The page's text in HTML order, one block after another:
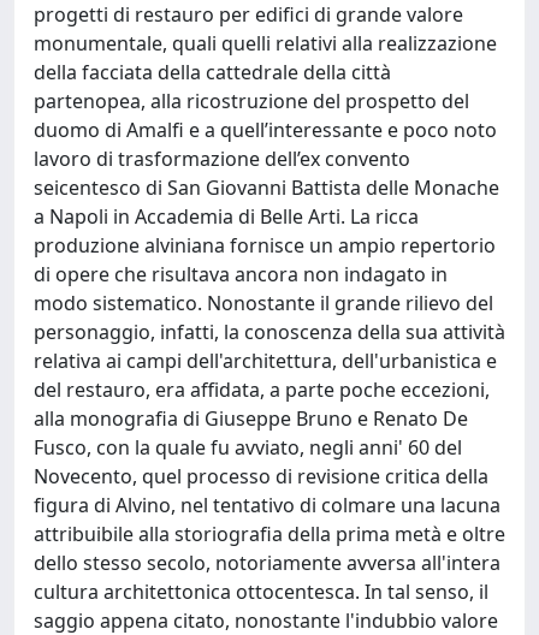
progetti di restauro per edifici di grande valore
monumentale, quali quelli relativi alla realizzazione
della facciata della cattedrale della città
partenopea, alla ricostruzione del prospetto del
duomo di Amalfi e a quell’interessante e poco noto
lavoro di trasformazione dell’ex convento
seicentesco di San Giovanni Battista delle Monache
a Napoli in Accademia di Belle Arti. La ricca
produzione alviniana fornisce un ampio repertorio
di opere che risultava ancora non indagato in
modo sistematico. Nonostante il grande rilievo del
personaggio, infatti, la conoscenza della sua attività
relativa ai campi dell'architettura, dell'urbanistica e
del restauro, era affidata, a parte poche eccezioni,
alla monografia di Giuseppe Bruno e Renato De
Fusco, con la quale fu avviato, negli anni' 60 del
Novecento, quel processo di revisione critica della
figura di Alvino, nel tentativo di colmare una lacuna
attribuibile alla storiografia della prima metà e oltre
dello stesso secolo, notoriamente avversa all'intera
cultura architettonica ottocentesca. In tal senso, il
saggio appena citato, nonostante l'indubbio valore